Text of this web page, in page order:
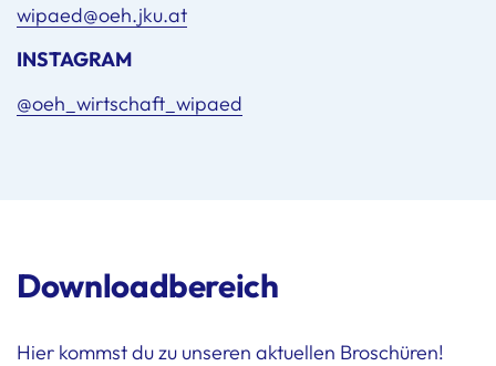
wipaed@oeh.jku.at
INSTAGRAM
@oeh_wirtschaft_wipaed
Downloadbereich
Hier kommst du zu unseren aktuellen Broschüren!